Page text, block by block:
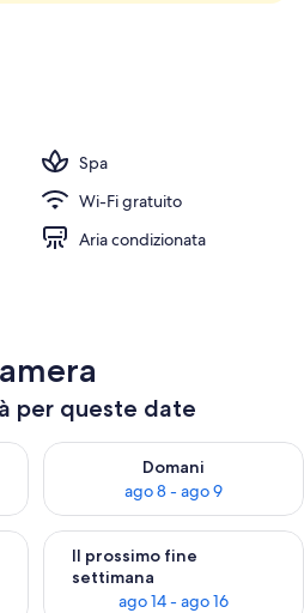
Spa
Wi-Fi gratuito
Aria condizionata
per queste date
sera, ago 7 - ago 8
Domani
ago 8 - ago 9
Verifica la disponibilità per
fine settimana, ago 7 - ago
Il prossimo fine
settimana
ago 14 - ago 16
Verifica la disponibilità per il